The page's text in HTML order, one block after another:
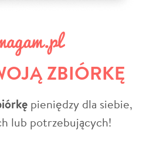
ZBIÓRKĘ
pieniędzy dla siebie,
lub potrzebujących!